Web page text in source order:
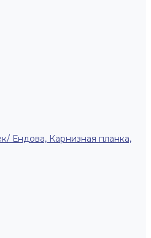
Ендова, Карнизная планка,